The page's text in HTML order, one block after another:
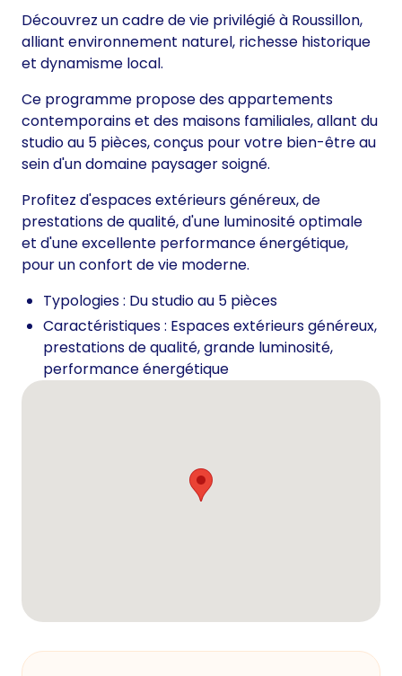
Découvrez un cadre de vie privilégié à Roussillon,
alliant environnement naturel, richesse historique
et dynamisme local.
Ce programme propose des appartements
contemporains et des maisons familiales, allant du
studio au 5 pièces, conçus pour votre bien-être au
sein d'un domaine paysager soigné.
Profitez d'espaces extérieurs généreux, de
prestations de qualité, d'une luminosité optimale
et d'une excellente performance énergétique,
pour un confort de vie moderne.
Typologies : Du studio au 5 pièces
Caractéristiques : Espaces extérieurs généreux,
prestations de qualité, grande luminosité,
performance énergétique